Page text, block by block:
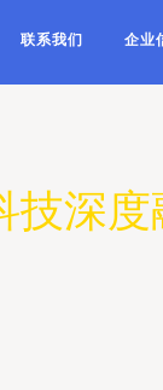
联系我们 企业
技深度